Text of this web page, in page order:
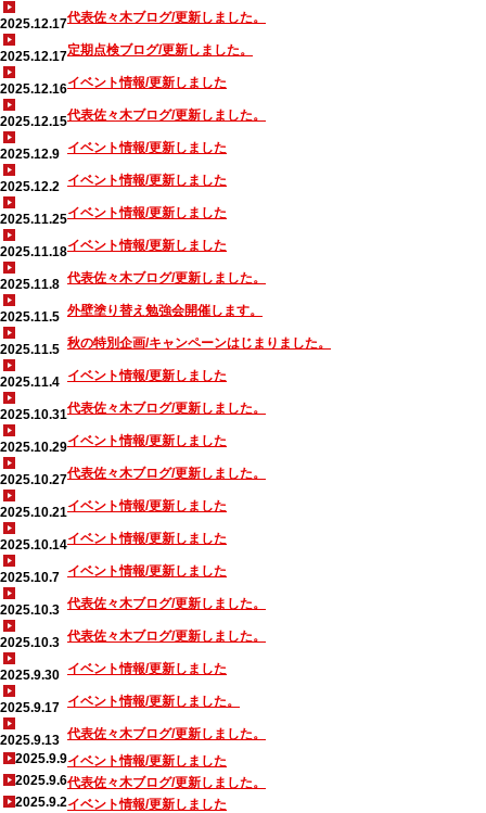
2025.12.17代表佐々木ブログ/更新しました。
2025.12.17定期点検ブログ/更新しました。
2025.12.16イベント情報/更新しました
2025.12.15代表佐々木ブログ/更新しました。
2025.12.9 イベント情報/更新しました
2025.12.2 イベント情報/更新しました
2025.11.25イベント情報/更新しました
2025.11.18イベント情報/更新しました
2025.11.8 代表佐々木ブログ/更新しました。
2025.11.5 外壁塗り替え勉強会開催します。
2025.11.5 秋の特別企画/キャンペーンはじまりました。
2025.11.4 イベント情報/更新しました
2025.10.31代表佐々木ブログ/更新しました。
2025.10.29イベント情報/更新しました
2025.10.27代表佐々木ブログ/更新しました。
2025.10.21イベント情報/更新しました
2025.10.14イベント情報/更新しました
2025.10.7 イベント情報/更新しました
2025.10.3 代表佐々木ブログ/更新しました。
2025.10.3 代表佐々木ブログ/更新しました。
2025.9.30 イベント情報/更新しました
2025.9.17 イベント情報/更新しました。
2025.9.13 代表佐々木ブログ/更新しました。
2025.9.9イベント情報/更新しました
2025.9.6代表佐々木ブログ/更新しました。
2025.9.2イベント情報/更新しました